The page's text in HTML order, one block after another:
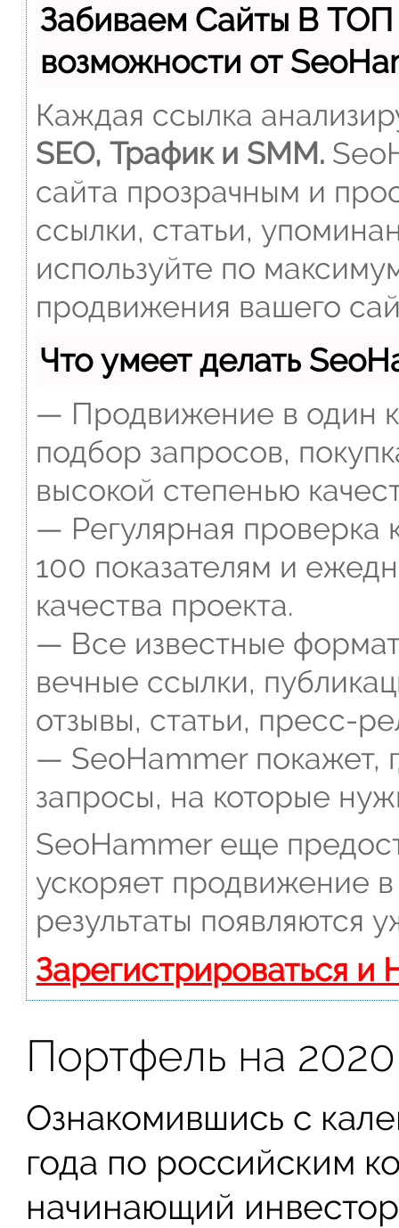
Забиваем Сайты В
возможности от
Каждая ссылка
SEO, Трафик и SMM.
сайта прозрачным и
ссылки, статьи,
используйте по
продвижения вашего
Что умеет делать
— Продвижение в один
подбор запросов,
высокой степенью
— Регулярная проверка
100 показателям и
качества проекта.
— Все известные
вечные ссылки,
отзывы, статьи, пресс-
— SeoHammer покажет,
запросы, на которые
SeoHammer еще
ускоряет продвижение
результаты появляются
Зарегистрироваться и
Портфель на
Ознакомившись с
года по российским
начинающий